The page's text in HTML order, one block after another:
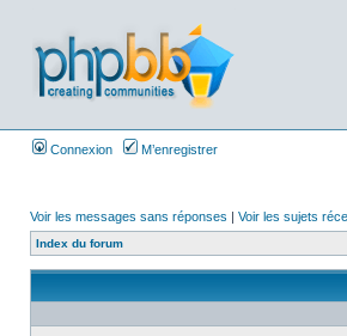
Connexion M’enregistrer
Voir les messages sans réponses | Voir les sujets
Index du forum